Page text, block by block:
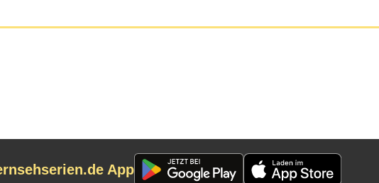
App